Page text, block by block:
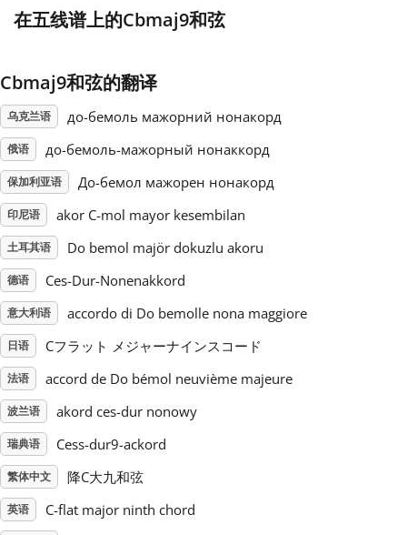
Svenska
Tiếng Việt
简体中文
繁體中文
在五线谱上的Cbmaj9和弦
Cbmaj9和弦的翻译
乌克兰语 до-бемоль мажорний нонакорд
俄语 до-бемоль-мажорный нонаккорд
保加利亚语 До-бемол мажорен нонакорд
印尼语 akor C-mol mayor kesembilan
土耳其语 Do bemol majör dokuzlu akoru
德语 Ces-Dur-Nonenakkord
意大利语 accordo di Do bemolle nona maggiore
日语 Cフラット メジャーナインスコード
法语 accord de Do bémol neuvième majeure
波兰语 akord ces-dur nonowy
瑞典语 Cess-dur9-ackord
繁体中文 降C大九和弦
英语 C-flat major ninth chord